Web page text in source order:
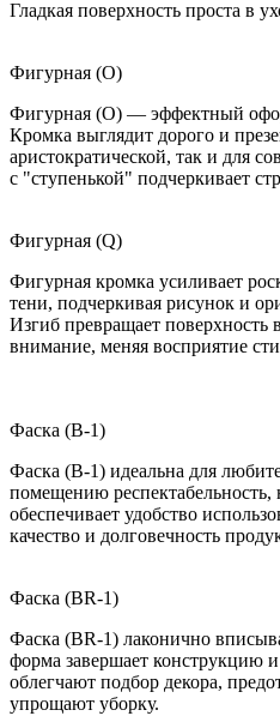
Гладкая поверхность проста в
Фигурная (O)
Фигурная (O) — эффектный
Кромка выглядит дорого и
аристократической, так и для
с "ступенькой" подчеркивает
Фигурная (Q)
Фигурная кромка усиливает
тени, подчеркивая рисунок и
Изгиб превращает поверхность
внимание, меняя восприятие
Фаска (B-1)
Фаска (B-1) идеальна для
помещению
обеспечивает удобство
качество и долговечность
Фаска (BR-1)
Фаска (BR-1) лаконично
форма завершает конструкцию
облегчают подбор декора,
упрощают уборку.